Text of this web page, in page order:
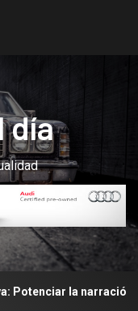
día
la narración de